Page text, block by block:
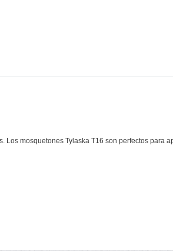
mosquetones Tylaska T16 son perfectos para